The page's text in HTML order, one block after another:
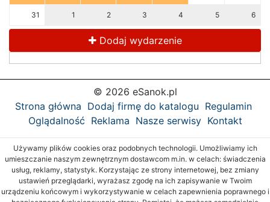
31 1 2 3 4 5 6
Dodaj wydarzenie
© 2026 eSanok.pl
Strona główna Dodaj firmę do katalogu Regulamin
Oglądalność Reklama Nasze serwisy Kontakt
Używamy plików cookies oraz podobnych technologii. Umożliwiamy ich
umieszczanie naszym zewnętrznym dostawcom m.in. w celach: świadczenia
usług, reklamy, statystyk. Korzystając ze strony internetowej, bez zmiany
ustawień przeglądarki, wyrażasz zgodę na ich zapisywanie w Twoim
urządzeniu końcowym i wykorzystywanie w celach zapewnienia poprawnego i